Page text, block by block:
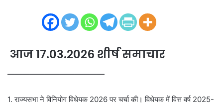
आज 17.03.2026 शीर्ष समाचार
—————————————
1. राज्यसभा ने विनियोग विधेयक 2026 पर चर्चा की। विधेयक में वित्त वर्ष 2025-